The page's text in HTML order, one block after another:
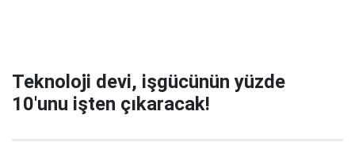
Teknoloji devi, işgücünün yüzde
10'unu işten çıkaracak!